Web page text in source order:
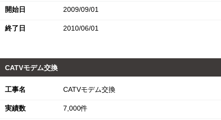
開始日 2009/09/01
終了日 2010/06/01
CATVモデム交換
工事名 CATVモデム交換
実績数 7,000件